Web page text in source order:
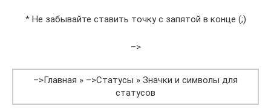
* Не забывайте ставить точку с запятой в конце (;)
–>
–>Главная » –>Статусы » Значки и символы для
статусов